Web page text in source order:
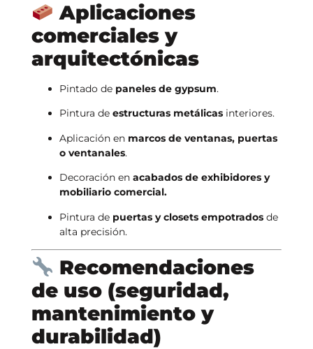
Aplicaciones
comerciales y
arquitectónicas
Pintado de paneles de gypsum.
Pintura de estructuras metálicas interiores.
Aplicación en marcos de ventanas, puertas
o ventanales.
Decoración en acabados de exhibidores y
mobiliario comercial.
Pintura de puertas y closets empotrados de
alta precisión.
Recomendaciones
de uso (seguridad,
mantenimiento y
durabilidad)